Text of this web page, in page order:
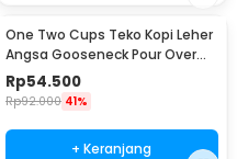
One Two Cups Teko Kopi Leher
Angsa Gooseneck Pour Over
Drip Kettle 250ml - AA049
Rp54.500
Rp92.000 41%
+ Keranjang